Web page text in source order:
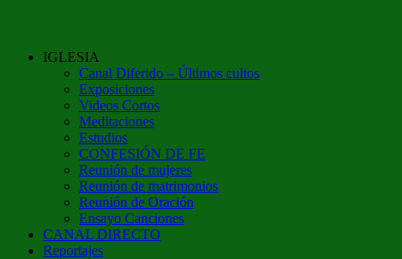
IGLESIA
Canal Diferido – Últimos cultos
Exposiciones
Videos Cortos
Meditaciones
Estudios
CONFESIÓN DE FE
Reunión de mujeres
Reunión de matrimonios
Reunión de Oración
Ensayo Canciones
CANAL DIRECTO
Reportajes